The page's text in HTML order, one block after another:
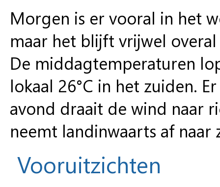
Morgen is er vooral in het
maar het blijft vrijwel
De middagtemperaturen
lokaal 26°C in het zuiden.
avond draait de wind naar
neemt landinwaarts af naar
Vooruitzichten